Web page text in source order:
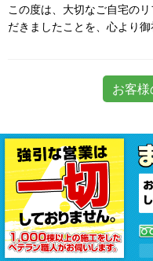
この度は、大切なご自宅の
だきましたことを、心より御
お客